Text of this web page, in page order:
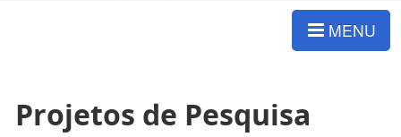
MENU
Projetos de Pesquisa